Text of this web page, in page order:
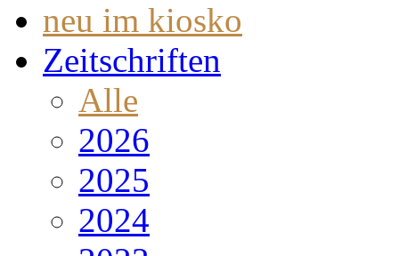
neu im kiosko
Zeitschriften
Alle
2026
2025
2024